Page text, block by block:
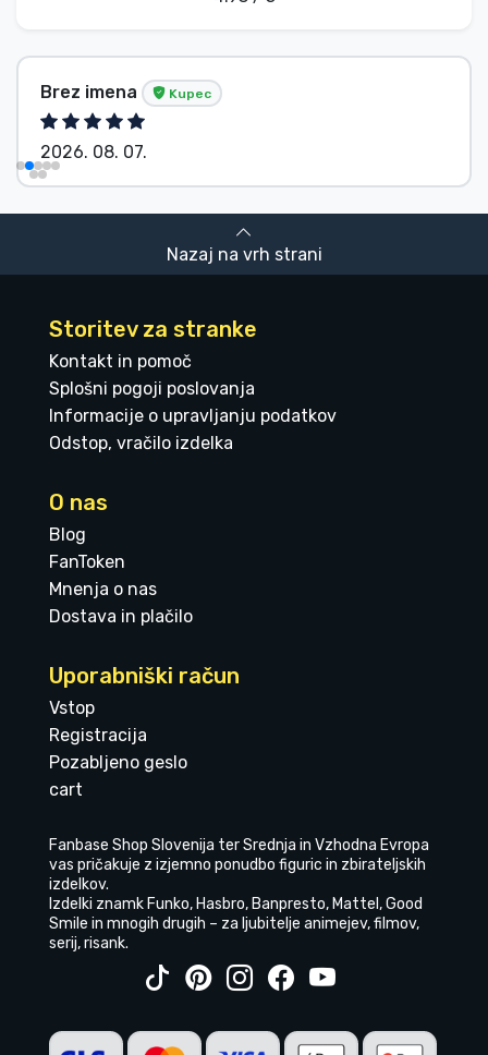
Brez imena Kupec
2026. 08. 07.
Nazaj na vrh strani
Storitev za stranke
Kontakt in pomoč
Splošni pogoji poslovanja
Informacije o upravljanju podatkov
Odstop, vračilo izdelka
O nas
Blog
FanToken
Mnenja o nas
Dostava in plačilo
Uporabniški račun
Vstop
Registracija
Pozabljeno geslo
cart
Fanbase Shop Slovenija ter Srednja in Vzhodna Evropa
vas pričakuje z izjemno ponudbo figuric in zbirateljskih
izdelkov.
Izdelki znamk Funko, Hasbro, Banpresto, Mattel, Good
Smile in mnogih drugih – za ljubitelje animejev, filmov,
serij, risank.